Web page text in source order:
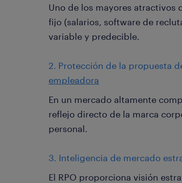
Uno de los mayores atractivos
fijo (salarios, software de
variable y predecible.
2. Protección de la propuesta
empleadora
En un mercado altamente
reflejo directo de la marca
personal.
3. Inteligencia de mercado
El RPO proporciona visión